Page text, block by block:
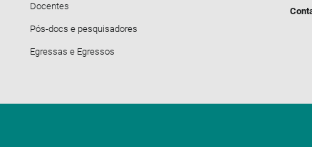
Docentes
Pós-docs e pesquisadores
Egressas e Egressos